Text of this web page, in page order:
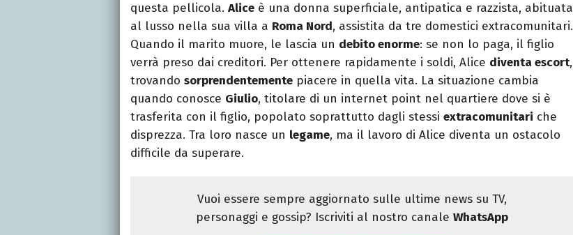
questa pellicola. Alice è una donna superficiale, antipatica e razzista, abituata
al lusso nella sua villa a Roma Nord, assistita da tre domestici extracomunitari.
Quando il marito muore, le lascia un debito enorme: se non lo paga, il figlio
verrà preso dai creditori. Per ottenere rapidamente i soldi, Alice diventa escort,
trovando sorprendentemente piacere in quella vita. La situazione cambia
quando conosce Giulio, titolare di un internet point nel quartiere dove si è
trasferita con il figlio, popolato soprattutto dagli stessi extracomunitari che
disprezza. Tra loro nasce un legame, ma il lavoro di Alice diventa un ostacolo
difficile da superare.
Vuoi essere sempre aggiornato sulle ultime news su TV,
personaggi e gossip? Iscriviti al nostro canaleWhatsApp